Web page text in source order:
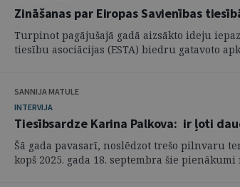
Zināšanas par Eiropas Savienības
Turpinot pagājušajā gadā aizsākto ideju
tiesību asociācijas (ESTA) biedru gatavoto
SANNIJA MATULE
INTERVIJA
Tiesībsardze Karina Palkova: ir ļoti
Šā gada pavasarī, noslēdzot trešo pilnvaru
kopš 2025. gada 18. septembra šie